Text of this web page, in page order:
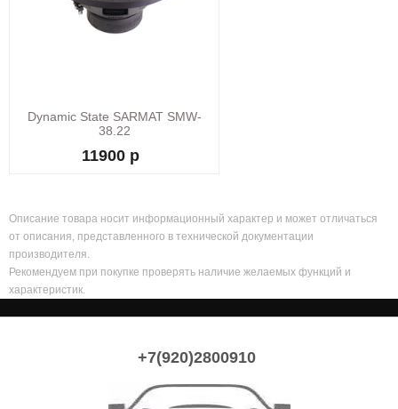
Dynamic State SARMAT SMW-
38.22
11900 р
Описание товара носит информационный характер и может отличаться
от описания, представленного в технической документации
производителя.
Рекомендуем при покупке проверять наличие желаемых функций и
характеристик.
+7(920)2800910